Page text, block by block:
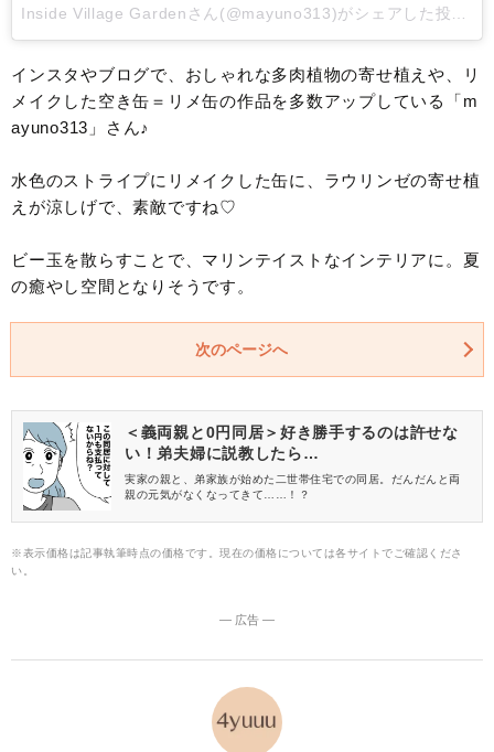
Inside Village Gardenさん(@mayuno313)がシェアした投稿 -
インスタやブログで、おしゃれな多肉植物の寄せ植えや、リ
メイクした空き缶＝リメ缶の作品を多数アップしている「m
ayuno313」さん♪
水色のストライプにリメイクした缶に、ラウリンゼの寄せ植
えが涼しげで、素敵ですね♡
ビー玉を散らすことで、マリンテイストなインテリアに。夏
の癒やし空間となりそうです。
次のページへ
＜義両親と0円同居＞好き勝手するのは許せな
い！弟夫婦に説教したら…
実家の親と、弟家族が始めた二世帯住宅での同居。だんだんと両
親の元気がなくなってきて……！？
※表示価格は記事執筆時点の価格です。現在の価格については各サイトでご確認くださ
い。
― 広告 ―